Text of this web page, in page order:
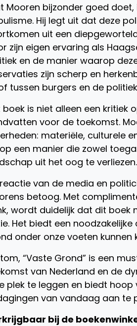
Mooren bijzonder goed
Hij legt uit dat deze
uit een
zijn eigen ervaring als
en de manier waarop
zijn scherp en
tussen burgers en de
boek is niet alleen een
voor de toekomst.
materiële, culturele
een manier die zowel
uit het oog te verliezen.
van de media en
betoog. Met
wordt duidelijk dat dit
Het biedt een
onder onze voeten kunnen
“Vaste Grond” is een
van Nederland en de
plek te leggen en biedt
van vandaag aan te
bij de